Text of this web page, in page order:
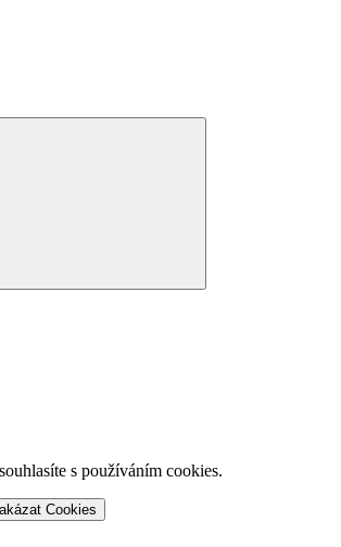
s používáním cookies.
Cookies